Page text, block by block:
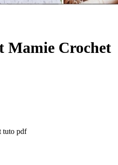
Mamie Crochet
tuto pdf